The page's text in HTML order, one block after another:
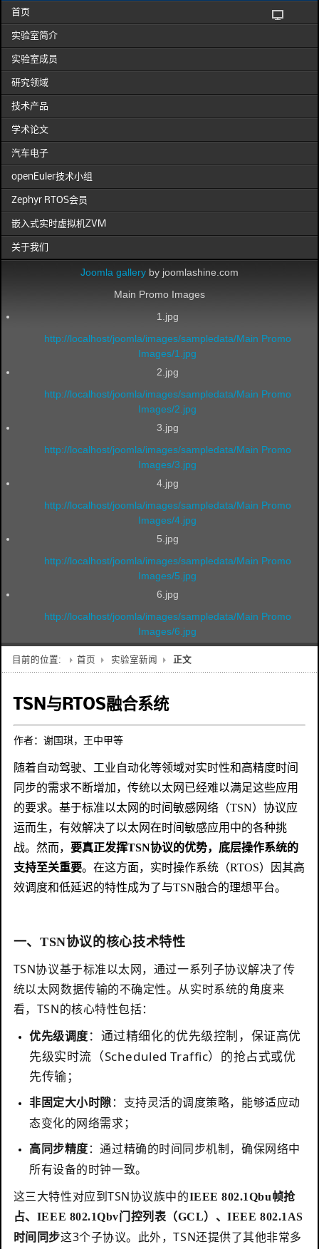
首页
实验室简介
实验室成员
研究领域
技术产品
学术论文
汽车电子
openEuler技术小组
Zephyr RTOS会员
嵌入式实时虚拟机ZVM
关于我们
Joomla gallery by joomlashine.com
Main Promo Images
1.jpg
http://localhost/joomla/images/sampledata/Main Promo
Images/1.jpg
2.jpg
http://localhost/joomla/images/sampledata/Main Promo
Images/2.jpg
3.jpg
http://localhost/joomla/images/sampledata/Main Promo
Images/3.jpg
4.jpg
http://localhost/joomla/images/sampledata/Main Promo
Images/4.jpg
5.jpg
http://localhost/joomla/images/sampledata/Main Promo
Images/5.jpg
6.jpg
http://localhost/joomla/images/sampledata/Main Promo
Images/6.jpg
目前的位置: 首页 实验室新闻 正文
TSN与RTOS融合系统
作者：谢国琪，王中甲等
随着自动驾驶、工业自动化等领域对实时性和高精度时间
同步的需求不断增加，传统以太网已经难以满足这些应用
的要求。基于标准以太网的时间敏感网络（TSN）协议应
运而生，有效解决了以太网在时间敏感应用中的各种挑
战。然而， 要真正发挥TSN协议的优势，底层操作系统的
支持至关重要。在这方面，实时操作系统（RTOS）因其高
效调度和低延迟的特性成为了与TSN融合的理想平台。
一、TSN协议的核心技术特性
TSN协议基于标准以太网，通过一系列子协议解决了传
统以太网数据传输的不确定性。从实时系统的角度来
看，TSN的核心特性包括：
优先级调度 ：通过精细化的优先级控制，保证高优
先级实时流（Scheduled Traffic）的抢占式或优
先传输；
非固定大小时隙 ：支持灵活的调度策略，能够适应动
态变化的网络需求；
高同步精度 ：通过精确的时间同步机制，确保网络中
所有设备的时钟一致。
这三大特性对应到TSN协议族中的IEEE 802.1Qbu帧抢
占、IEEE 802.1Qbv门控列表（GCL）、IEEE 802.1AS
时间同步这3个子协议。此外，TSN还提供了其他非常多